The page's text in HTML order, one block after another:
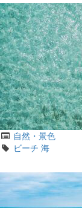
カ
テ
ゴ
自然・景色
タビーチ 海